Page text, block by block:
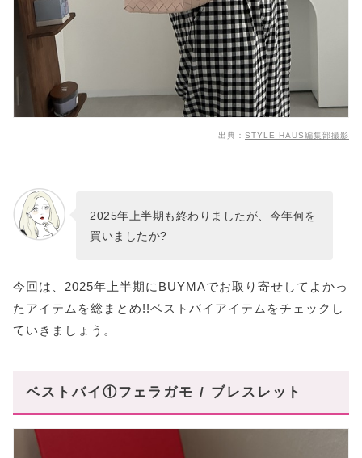
出典： STYLE HAUS編集部撮影
2025年上半期も終わりましたが、今年何を
買いましたか?
今回は、2025年上半期にBUYMAでお取り寄せしてよかっ
たアイテムを総まとめ!!ベストバイアイテムをチェックし
ていきましょう。
ベストバイ①フェラガモ / ブレスレット